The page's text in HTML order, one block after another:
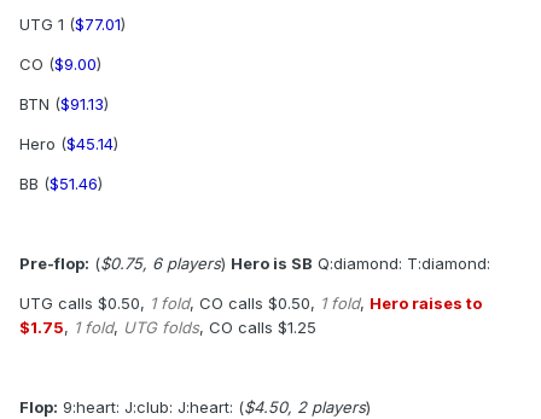
UTG 1 ($77.01)
CO ($9.00)
BTN ($91.13)
Hero ($45.14)
BB ($51.46)
Pre-flop: ($0.75, 6 players) Hero is SB Q:diamond: T:diamond:
UTG calls $0.50, 1 fold, CO calls $0.50, 1 fold, Hero raises to
$1.75, 1 fold, UTG folds, CO calls $1.25
Flop: 9:heart: J:club: J:heart: ($4.50, 2 players)